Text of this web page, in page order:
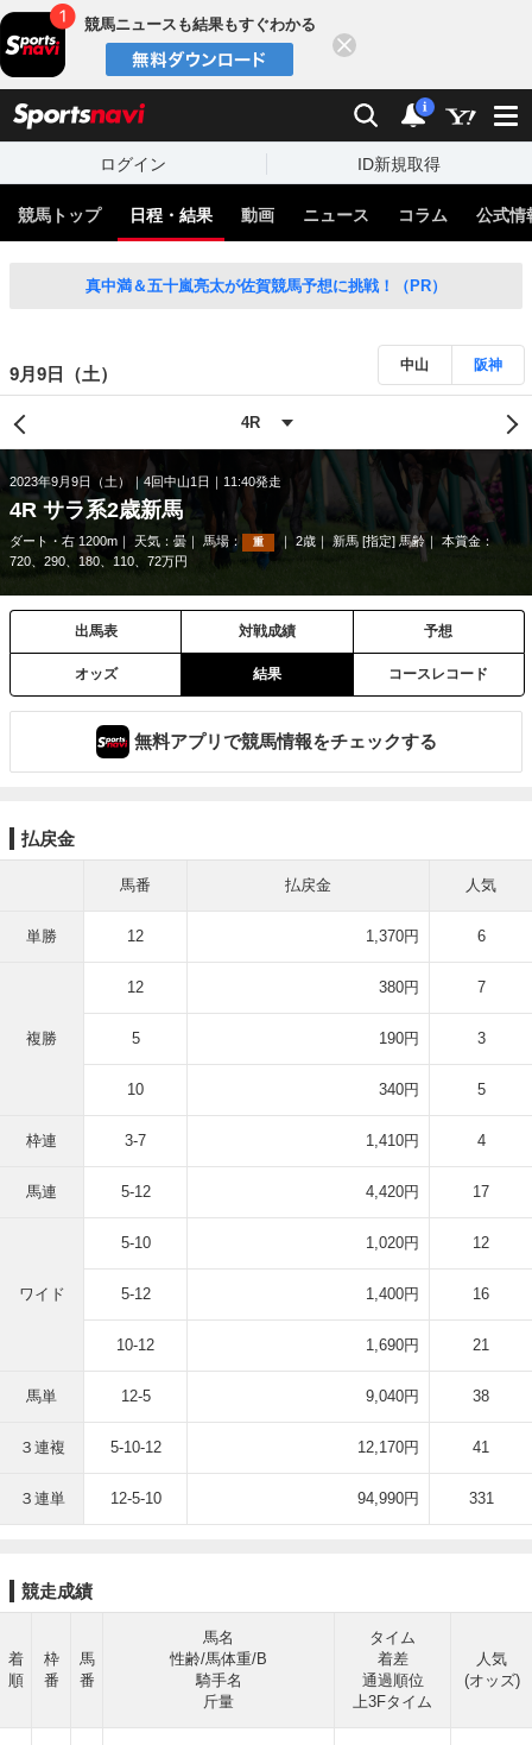
競馬ニュースも結果もすぐわかる
検索 通知
i
ログイン ID新規取得
競馬トップ 日程・結果 動画 ニュース コラム 公式情
真中満＆五十嵐亮太が佐賀競馬予想に挑戦！（PR）
9月9日（土） 中山 阪神
2023年9月9日（土） 4回中山1日 11:40発走
4R サラ系2歳新馬
ダート・右 1200m 天気： 曇 馬場： 重 2歳 新馬 [指定] 馬齢
本賞金：
720、290、180、110、72万円
出馬表 対戦成績 予想
オッズ 結果 コースレコード
無料アプリで競馬情報をチェックする
払戻金
馬番 払戻金 人気
単勝 12 1,370円 6
複勝
12 380円 7
5 190円 3
10 340円 5
枠連 3-7 1,410円 4
馬連 5-12 4,420円 17
ワイド
5-10 1,020円 12
5-12 1,400円 16
10-12 1,690円 21
馬単 12-5 9,040円 38
３連複 5-10-12 12,170円 41
３連単 12-5-10 94,990円 331
競走成績
着
順
枠
番
馬
番
馬名
性齢/馬体重/B
騎手名
斤量
タイム
着差
通過順位
上3Fタイム
人気
(オッズ)